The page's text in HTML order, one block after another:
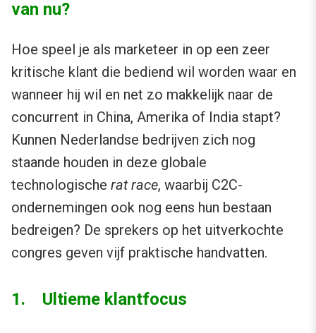
van nu?
Hoe speel je als marketeer in op een zeer
kritische klant die bediend wil worden waar en
wanneer hij wil en net zo makkelijk naar de
concurrent in China, Amerika of India stapt?
Kunnen Nederlandse bedrijven zich nog
staande houden in deze globale
technologische rat race, waarbij C2C-
ondernemingen ook nog eens hun bestaan
bedreigen? De sprekers op het uitverkochte
congres geven vijf praktische handvatten.
1. Ultieme klantfocus